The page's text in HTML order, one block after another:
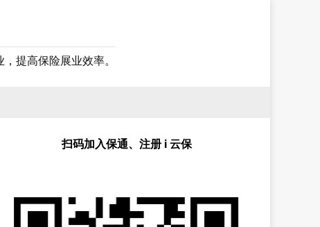
提高保险展业效率。
扫码加入保通、注册 i 云保